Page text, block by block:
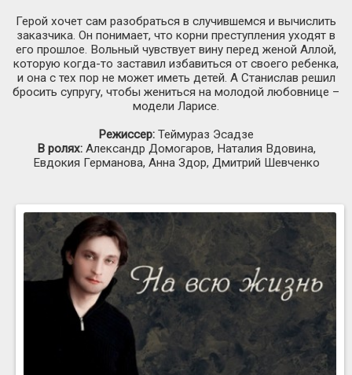
Герой хочет сам разобраться в случившемся и вычислить
заказчика. Он понимает, что корни преступления уходят в
его прошлое. Вольный чувствует вину перед женой Аллой,
которую когда-то заставил избавиться от своего ребенка,
и она с тех пор не может иметь детей. А Станислав решил
бросить супругу, чтобы жениться на молодой любовнице –
модели Ларисе.
Режиссер: Теймураз Эсадзе
В ролях:Александр Домогаров, Наталия Вдовина,
Евдокия Германова, Анна Здор, Дмитрий Шевченко